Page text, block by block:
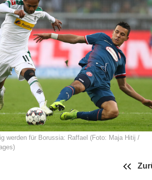
werden für Borussia: Raffael (Foto: Maja Hitij /